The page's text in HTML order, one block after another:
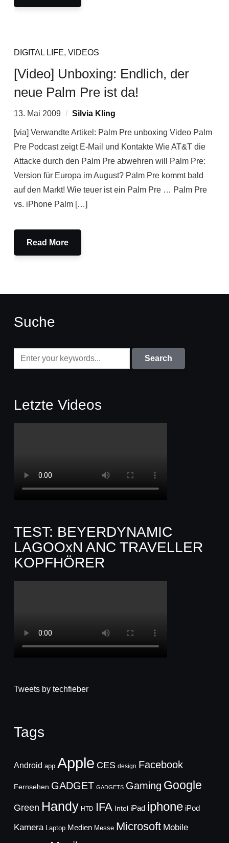
DIGITAL LIFE, VIDEOS
[Video] Unboxing: Endlich, der
neue Palm Pre ist da!
13. Mai 2009 Silvia Kling
[via] Verwandte Artikel: Palm Pre unboxing Video Palm
Pre Podcast zeigt E-Mail und Kontakte Wie AT&T die
Attacke durch den Palm Pre abwehren will Palm Pre:
Version für Europa im August? Palm Pre kommt bald
auf den Markt! Wie teuer ist ein Palm Pre … Palm Pre
vs. iPhone Palm […]
Read More
Suche
Letzte Videos
TEST: BEYERDYNAMIC
LAGOOxN ANC TRAVELLER
KOPFHÖRER
Tweets by techfieber
Tags
Android app Apple CES design Facebook
Fernsehen GADGET GADGETS Gaming Google
Green Handy HTD IFA Intel iPad iphone iPod
Kamera Laptop Medien Messe Microsoft Mobile